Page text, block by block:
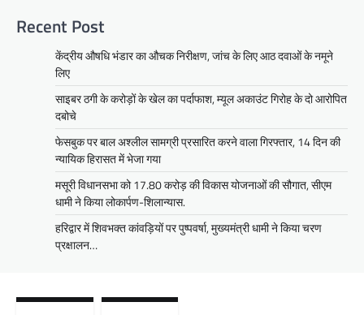
Recent Post
केंद्रीय औषधि भंडार का औचक निरीक्षण, जांच के लिए आठ दवाओं के नमूने
लिए
साइबर ठगी के करोड़ों के खेल का पर्दाफाश, म्यूल अकाउंट गिरोह के दो आरोपित
दबोचे
फेसबुक पर बाल अश्लील सामग्री प्रसारित करने वाला गिरफ्तार, 14 दिन की
न्यायिक हिरासत में भेजा गया
मसूरी विधानसभा को 17.80 करोड़ की विकास योजनाओं की सौगात, सीएम
धामी ने किया लोकार्पण-शिलान्यास.
हरिद्वार में शिवभक्त कांवड़ियों पर पुष्पवर्षा, मुख्यमंत्री धामी ने किया चरण
प्रक्षालन…